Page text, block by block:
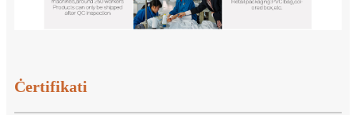
Ċertifikati